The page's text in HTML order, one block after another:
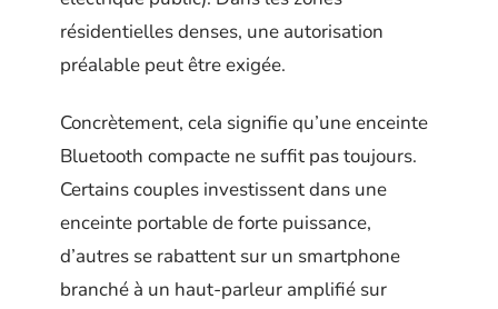
résidentielles denses, une autorisation
préalable peut être exigée.
Concrètement, cela signifie qu’une enceinte
Bluetooth compacte ne suffit pas toujours.
Certains couples investissent dans une
enceinte portable de forte puissance,
d’autres se rabattent sur un smartphone
branché à un haut-parleur amplifié sur